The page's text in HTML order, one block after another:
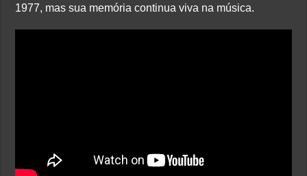
1977, mas sua memória continua viva na música.